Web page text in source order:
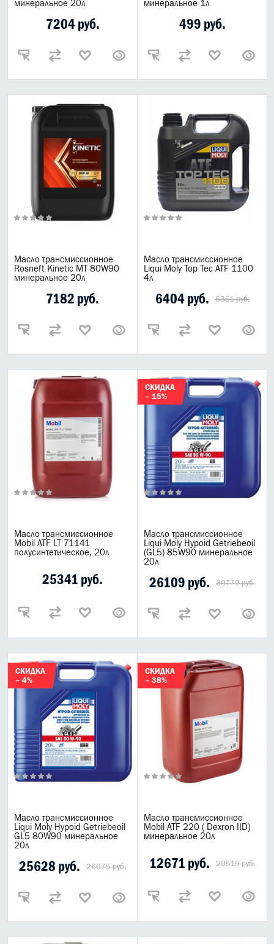
АНТИФРИЗЫ СПЕЦЖИДКОСТИ
ПРИСАДКИ АВТОХИМИЯ
минеральное 20л
7204 руб.
минеральное 1л
499 руб.
Масло трансмиссионное
Rosneft Kinetic MT 80W90
минеральное 20л
7182 руб.
Масло трансмиссионное
Liqui Moly Top Tec ATF 1100
4л
6404 руб. 6361 руб.
Масло трансмиссионное
Mobil ATF LT 71141
полусинтетическое, 20л
25341 руб.
СКИДКА
– 15%
Масло трансмиссионное
Liqui Moly Hypoid Getriebeoil
(GL5) 85W90 минеральное
20л
26109 руб. 30779 руб.
СКИДКА
– 4%
Масло трансмиссионное
Liqui Moly Hypoid Getriebeoil
GL5 80W90 минеральное
20л
25628 руб. 26675 руб.
СКИДКА
– 38%
Масло трансмиссионное
Mobil ATF 220 ( Dexron IID)
минеральное 20л
12671 руб. 20519 руб.